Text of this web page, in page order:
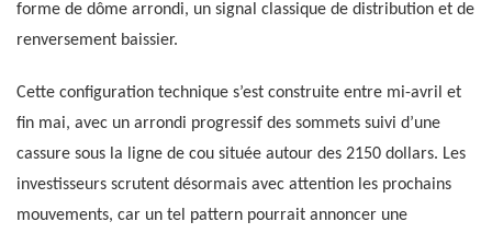
forme de dôme arrondi, un signal classique de distribution et de
renversement baissier.
Cette configuration technique s’est construite entre mi-avril et
fin mai, avec un arrondi progressif des sommets suivi d’une
cassure sous la ligne de cou située autour des 2150 dollars. Les
investisseurs scrutent désormais avec attention les prochains
mouvements, car un tel pattern pourrait annoncer une